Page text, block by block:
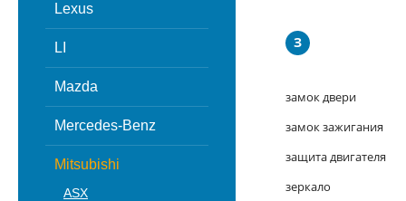
Lexus
LI
Mazda
Mercedes-Benz
Mitsubishi
ASX
З
замок двери
замок зажигания
защита двигателя
зеркало